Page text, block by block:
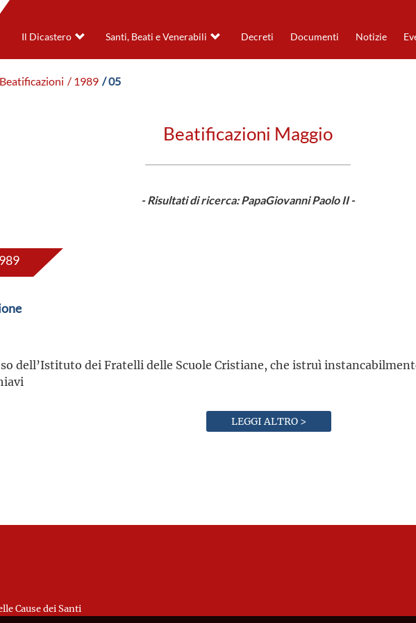
Il Dicastero Santi, Beati e Venerabili Decreti Documenti Notizie
/ 1989 / 05
Beatificazioni Maggio
- Risultati di ricerca: PapaGiovanni Paolo II -
dell’Istituto dei Fratelli delle Scuole Cristiane, che istruì
LEGGI ALTRO >
Cause dei Santi